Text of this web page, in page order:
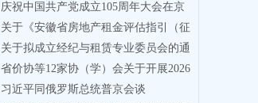
引》的通
庆祝中国共产党成立105周年大会在京
隆重举
关于《安徽省房地产租金评估指引（征
求意见
关于拟成立经纪与租赁专业委员会的通
知
省价协等12家协（学）会关于开展2026
年度徽
习近平同俄罗斯总统普京会谈